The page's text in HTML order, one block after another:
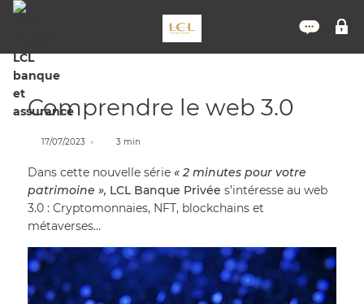
Comprendre le web 3.0
17/07/2023 3 min
Dans cette nouvelle série « 2 minutes pour votre
patrimoine », LCL Banque Privée s’intéresse au web
3.0 : Cryptomonnaies, NFT, blockchains et
métaverses…